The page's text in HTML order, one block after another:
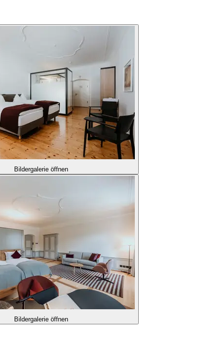
Bildergalerie öffnen
Bildergalerie öffnen